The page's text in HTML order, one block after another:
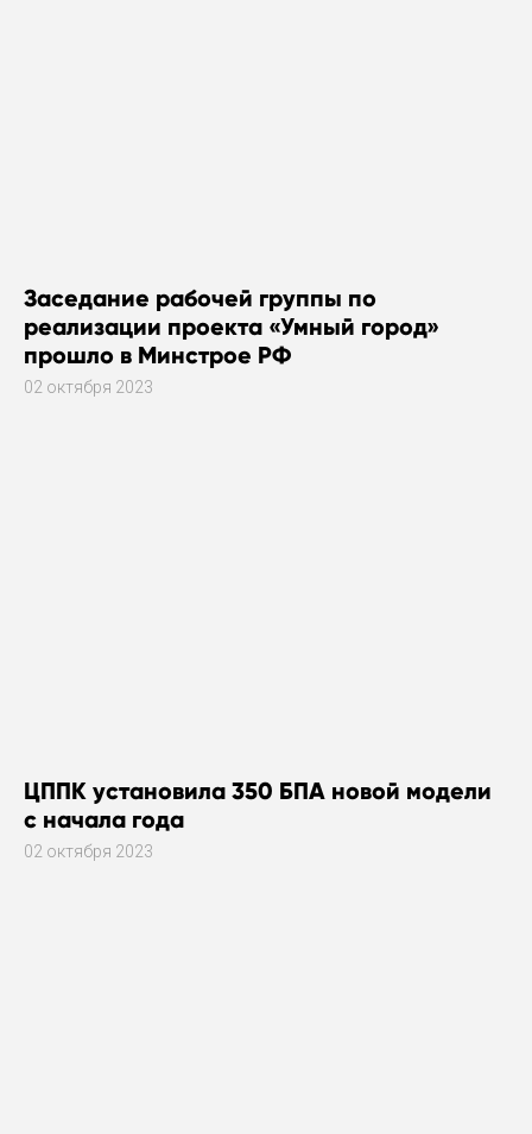
Заседание рабочей группы по
реализации проекта «Умный город»
прошло в Минстрое РФ
02 октября 2023
ЦППК установила 350 БПА новой модели
с начала года
02 октября 2023